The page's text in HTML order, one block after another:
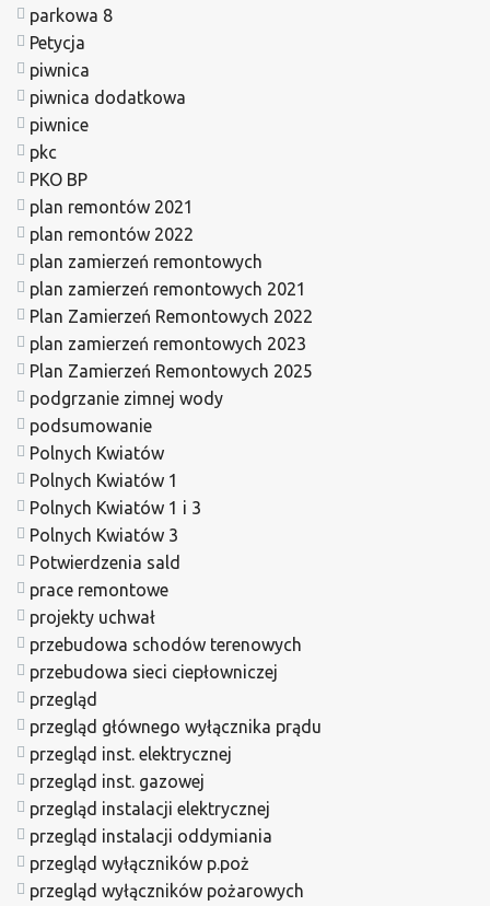
parkowa 8
Petycja
piwnica
piwnica dodatkowa
piwnice
pkc
PKO BP
plan remontów 2021
plan remontów 2022
plan zamierzeń remontowych
plan zamierzeń remontowych 2021
Plan Zamierzeń Remontowych 2022
plan zamierzeń remontowych 2023
Plan Zamierzeń Remontowych 2025
podgrzanie zimnej wody
podsumowanie
Polnych Kwiatów
Polnych Kwiatów 1
Polnych Kwiatów 1 i 3
Polnych Kwiatów 3
Potwierdzenia sald
prace remontowe
projekty uchwał
przebudowa schodów terenowych
przebudowa sieci ciepłowniczej
przegląd
przegląd głównego wyłącznika prądu
przegląd inst. elektrycznej
przegląd inst. gazowej
przegląd instalacji elektrycznej
przegląd instalacji oddymiania
przegląd wyłączników p.poż
przegląd wyłączników pożarowych